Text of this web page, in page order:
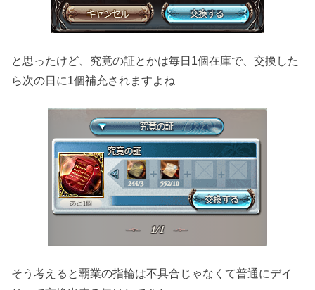
と思ったけど、究竟の証とかは毎日1個在庫で、交換した
ら次の日に1個補充されますよね
そう考えると覇業の指輪は不具合じゃなくて普通にデイ